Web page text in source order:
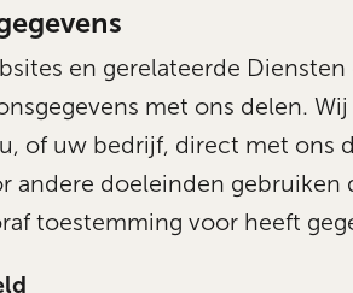
en gerelateerde
met ons delen.
of uw bedrijf, direct met ons
andere doeleinden gebruiken
toestemming voor heeft